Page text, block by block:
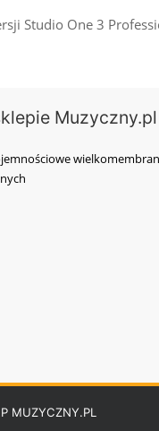
Studio One 3
Muzyczny.pl
MUZYCZNY.PL